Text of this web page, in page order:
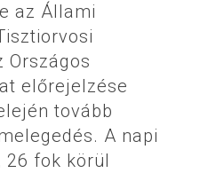
az Állami
Országos
előrejelzése
tovább
A napi
26 fok körül